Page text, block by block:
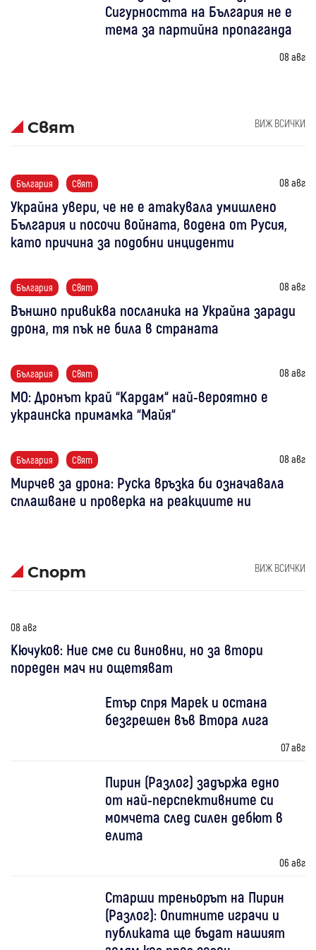
Сигурността на България не е
тема за партийна пропаганда
08 авг
Свят ВИЖ ВСИЧКИ
България Свят 08 авг
Украйна увери, че не е атакувала умишлено
България и посочи войната, водена от Русия,
като причина за подобни инциденти
България Свят 08 авг
Външно привиква посланика на Украйна заради
дрона, тя пък не била в страната
България Свят 08 авг
МО: Дронът край “Кардам“ най-вероятно е
украинска примамка “Майя“
България Свят 08 авг
Мирчев за дрона: Руска връзка би означавала
сплашване и проверка на реакциите ни
Спорт ВИЖ ВСИЧКИ
08 авг
Кючуков: Ние сме си виновни, но за втори
пореден мач ни ощетяват
Етър спря Марек и остана
безгрешен във Втора лига
07 авг
Пирин (Разлог) задържа едно
от най-перспективните си
момчета след силен дебют в
елита
06 авг
Старши треньорът на Пирин
(Разлог): Опитните играчи и
публиката ще бъдат нашият